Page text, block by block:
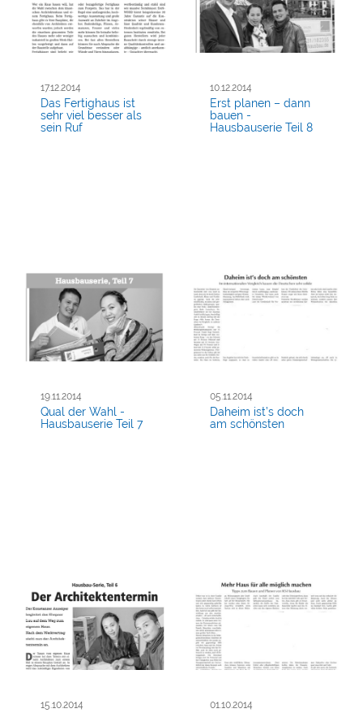
17.12.2014
Das Fertighaus ist
sehr viel besser als
sein Ruf
10.12.2014
Erst planen – dann
bauen -
Hausbauserie Teil 8
19.11.2014
Qual der Wahl -
Hausbauserie Teil 7
05.11.2014
Daheim ist’s doch
am schönsten
15.10.2014 01.10.2014